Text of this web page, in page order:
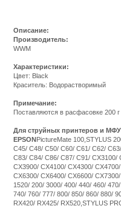
Описание:
Производитель:
WWM
Характеристики:
Цвет: Black
Краситель: Водорастворимый
Примечание:
Поставляются в расфасовке 200 г
Для струйных принтеров и
EPSONPictureMate 100,STYLUS
C45/ C48/ C50/ C60/ C61/ C62/
C83/ C84/ C86/ C87/ C91/ CX3100/
CX3900/ CX4100/ CX4300/
CX6300/ CX6400/ CX6600/
1520/ 200/ 3000/ 400/ 440/ 460/
740/ 760/ 777/ 800/ 850/ 860/ 880/
RX420/ RX425/ RX520,STYLUS